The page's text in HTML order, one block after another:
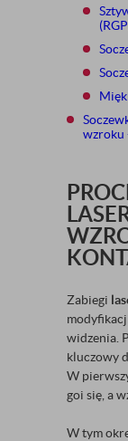
wzroku
Zabiegi
widzenia.
kluczowy
W
goi się, a
W tym